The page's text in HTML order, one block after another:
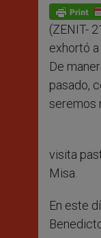
p
p
g
r
(ZENIT-
exhortó
De
pasado,
seremos
visita
Misa.
En este